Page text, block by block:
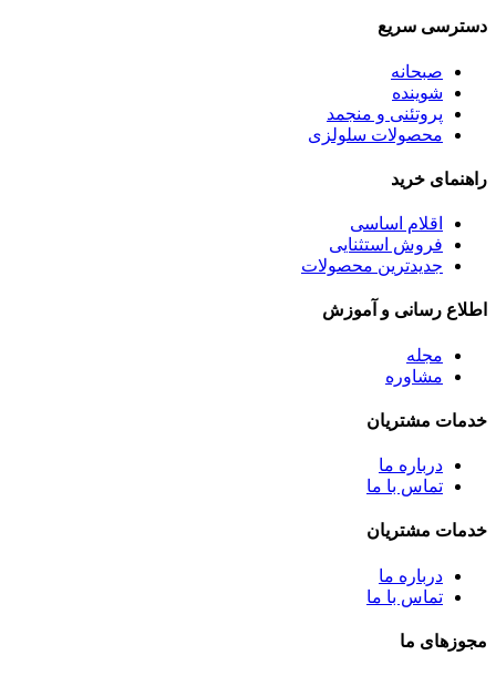
دسترسی سریع
صبحانه
شوینده
پروتئنی و منجمد
محصولات سلولزی
راهنمای خرید
اقلام اساسی
فروش استثنایی
جدیدترین محصولات
اطلاع رسانی و آموزش
مجله
مشاوره
خدمات مشتریان
درباره ما
تماس با ما
خدمات مشتریان
درباره ما
تماس با ما
مجوزهای ما